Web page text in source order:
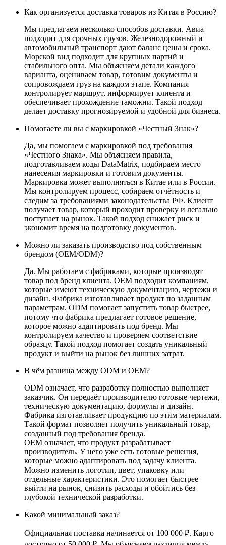
Как организуется доставка товаров из Китая в Россию?
Мы предлагаем несколько способов доставки. Авиа
подходит для срочных грузов. Железнодорожный и
автомобильный транспорт дают баланс цены и срока.
Морской вид подходит для крупных партий и
стабильного опта. Мы объясняем детали каждого
варианта, оцениваем товар, готовим документы и
сопровождаем груз на каждом этапе. Компания
контролирует маршрут, информирует клиента и
обеспечивает прохождение таможни. Такой подход
делает доставку прогнозируемой и удобной для бизнеса.
Помогаете ли вы с маркировкой «Честный Знак»?
Да, мы помогаем с маркировкой под требования
«Честного Знака». Мы объясняем правила,
подготавливаем коды DataMatrix, подбираем место
нанесения маркировки и готовим документы.
Маркировка может выполняться в Китае или в России.
Мы контролируем процесс, собираем отчётность и
следим за требованиями законодательства РФ. Клиент
получает товар, который проходит проверку и легально
поступает на рынок. Такой подход снижает риск и
экономит время на подготовку документов.
Можно ли заказать производство под собственным
брендом (OEM/ODM)?
Да. Мы работаем с фабриками, которые производят
товар под бренд клиента. OEM подходит компаниям,
которые имеют техническую документацию, чертежи и
дизайн. Фабрика изготавливает продукт по заданным
параметрам. ODM помогает запустить товар быстрее,
потому что фабрика предлагает готовое решение,
которое можно адаптировать под бренд. Мы
контролируем качество и проверяем соответствие
образцу. Такой подход помогает создать уникальный
продукт и выйти на рынок без лишних затрат.
В чём разница между ODM и OEM?
ODM означает, что разработку полностью выполняет
заказчик. Он передаёт производителю готовые чертежи,
техническую документацию, формулы и дизайн.
Фабрика изготавливает продукцию по этим материалам.
Такой формат позволяет получить уникальный товар,
созданный под требования бренда.
OEM означает, что продукт разрабатывает
производитель. У него уже есть готовые решения,
которые можно адаптировать под задачу клиента.
Можно изменить логотип, цвет, упаковку или
отдельные характеристики. Это помогает быстрее
выйти на рынок, снизить расходы и обойтись без
глубокой технической разработки.
Какой минимальный заказ?
Официальная поставка начинается от 100 000 ₽. Карго